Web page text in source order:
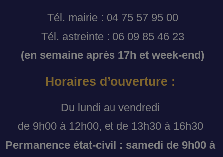
Tél. mairie : 04 75 57 95 00
Tél. astreinte : 06 09 85 46 23
(en semaine après 17h et week-end)
Horaires d’ouverture :
Du lundi au vendredi
de 9h00 à 12h00, et de 13h30 à 16h30
Permanence état-civil : samedi de 9h00 à